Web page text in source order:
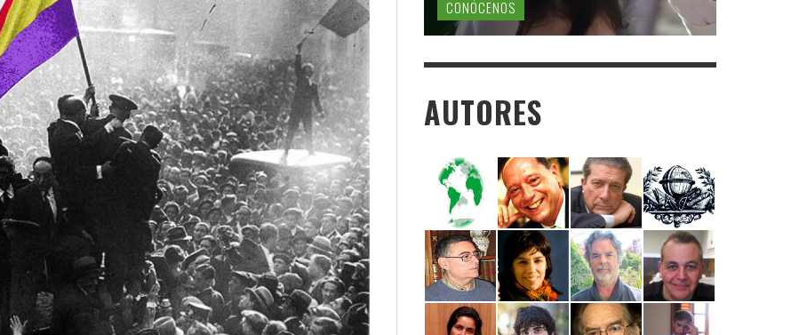
CONÓCENOS
AUTORES